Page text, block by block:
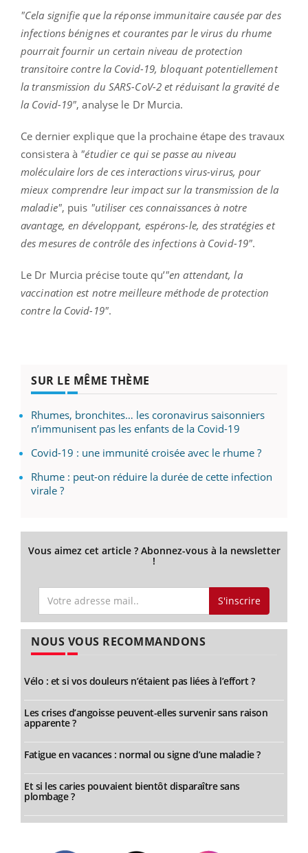
"Cela signifie que la réponse immunitaire causée par des
infections bénignes et courantes par le virus du rhume
pourrait fournir un certain niveau de protection
transitoire contre la Covid-19, bloquant potentiellement
la transmission du SARS-CoV-2 et réduisant la gravité de
la Covid-19", analyse le Dr Murcia.
Ce dernier explique que la prochaine étape des travaux
consistera à "étudier ce qui se passe au niveau
moléculaire lors de ces interactions virus-virus, pour
mieux comprendre leur impact sur la transmission de la
maladie", puis "utiliser ces connaissances à notre
avantage, en développant, espérons-le, des stratégies et
des mesures de contrôle des infections à Covid-19".
Le Dr Murcia précise toute qu’"en attendant, la
vaccination est notre meilleure méthode de protection
contre la Covid-19".
SUR LE MÊME THÈME
Rhumes, bronchites… les coronavirus saisonniers
n’immunisent pas les enfants de la Covid-19
Covid-19 : une immunité croisée avec le rhume ?
Rhume : peut-on réduire la durée de cette infection
virale ?
Vous aimez cet article ? Abonnez-vous à la newsletter
!
S'inscrire
NOUS VOUS RECOMMANDONS
Vélo : et si vos douleurs n’étaient pas liées à l’effort ?
Les crises d’angoisse peuvent-elles survenir sans raison
apparente ?
Fatigue en vacances : normal ou signe d’une maladie ?
Et si les caries pouvaient bientôt disparaître sans
plombage ?